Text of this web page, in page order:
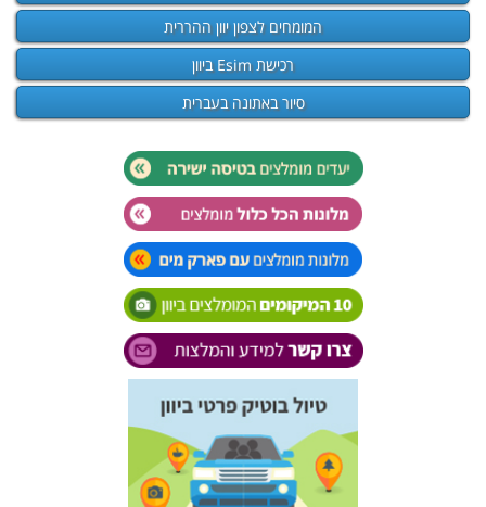
המומחים לצפון יוון ההררית
רכישת Esim ביוון
סיור באתונה בעברית